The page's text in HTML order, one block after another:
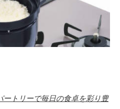
ートリーで毎日の食卓を彩り豊